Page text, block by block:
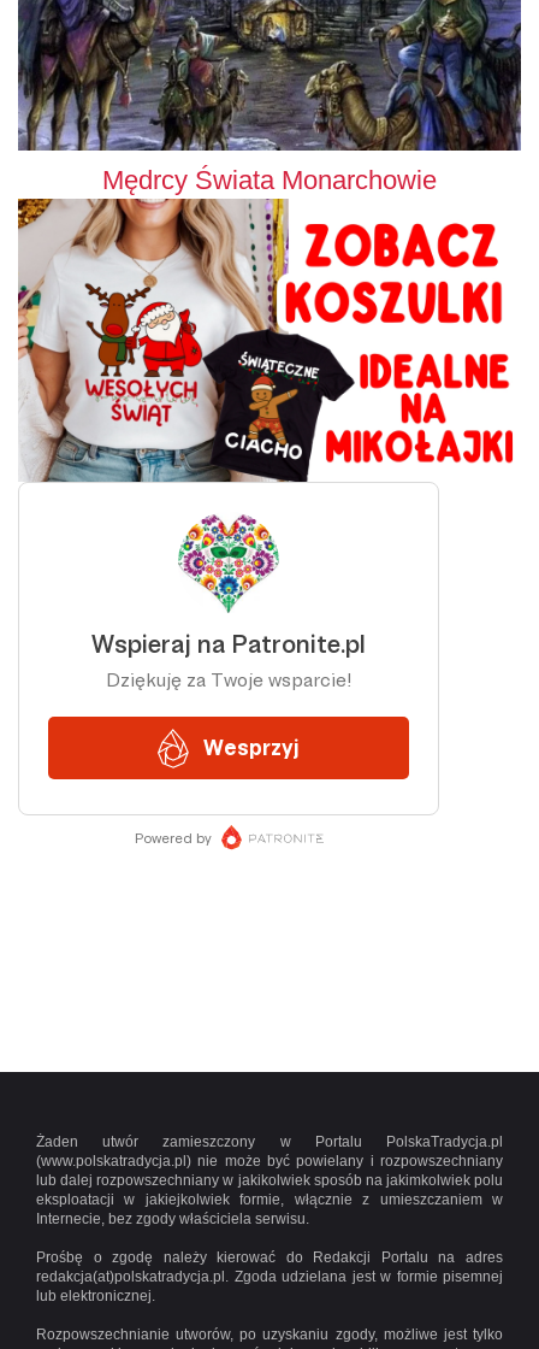
Mędrcy Świata Monarchowie
Żaden utwór zamieszczony w Portalu PolskaTradycja.pl
(www.polskatradycja.pl) nie może być powielany i rozpowszechniany
lub dalej rozpowszechniany w jakikolwiek sposób na jakimkolwiek polu
eksploatacji w jakiejkolwiek formie, włącznie z umieszczaniem w
Internecie, bez zgody właściciela serwisu.
Prośbę o zgodę należy kierować do Redakcji Portalu na adres
redakcja(at)polskatradycja.pl. Zgoda udzielana jest w formie pisemnej
lub elektronicznej.
Rozpowszechnianie utworów, po uzyskaniu zgody, możliwe jest tylko